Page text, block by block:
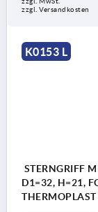
zzgl. Versandkosten
K0153 L
STERNGRIFF
D1=32, H=21,